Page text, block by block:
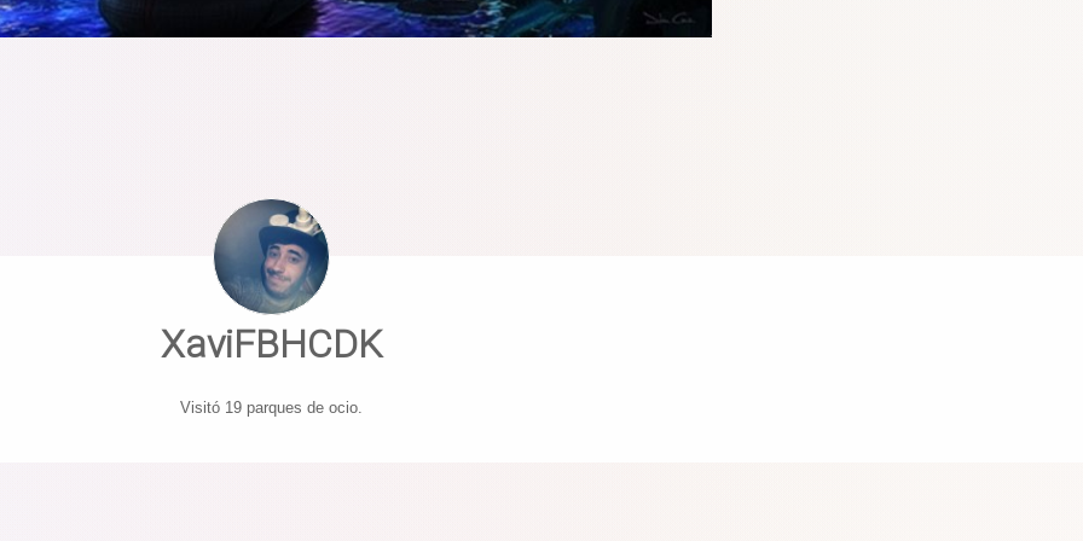
XaviFBHCDK
Visitó 19 parques de ocio.